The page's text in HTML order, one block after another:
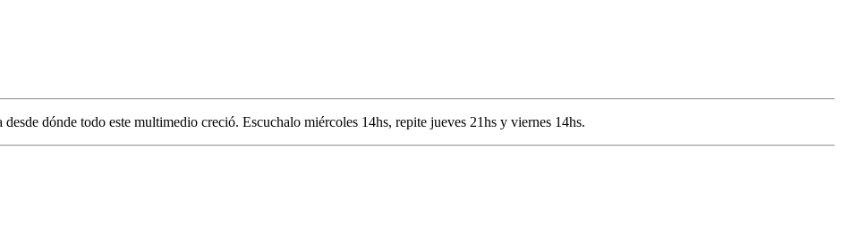
dónde todo este multimedio creció. Escuchalo miércoles 14hs, repite jueves 21hs y viernes 14hs.